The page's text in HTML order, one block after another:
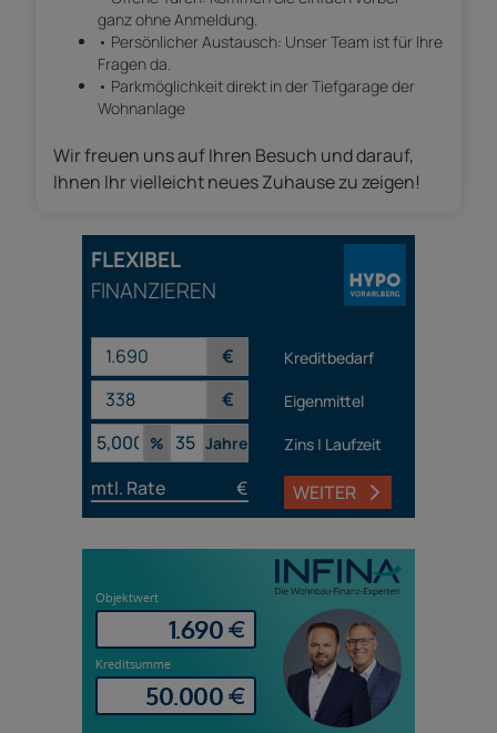
ganz ohne Anmeldung.
• Persönlicher Austausch: Unser Team ist für Ihre
Fragen da.
• Parkmöglichkeit direkt in der Tiefgarage der
Wohnanlage
Wir freuen uns auf Ihren Besuch und darauf,
Ihnen Ihr vielleicht neues Zuhause zu zeigen!
FLEXIBEL
FINANZIEREN
€ Kreditbedarf
€
Eigenmittel
%
Jahre Zins | Laufzeit
mtl. Rate € WEITER